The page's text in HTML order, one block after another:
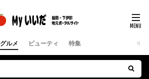
グルメ ビューティ 特集